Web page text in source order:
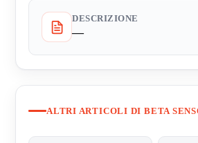
DESCRIZIONE
—
ALTRI ARTICOLI DI BETA